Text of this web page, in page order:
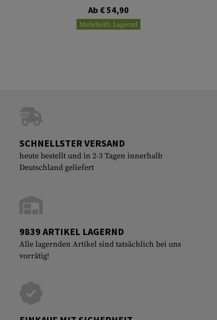
Ab € 54,90
Mehrheitl. Lagernd
SCHNELLSTER VERSAND
heute bestellt und in 2-3 Tagen innerhalb
Deutschland geliefert
9839 ARTIKEL LAGERND
Alle lagernden Artikel sind tatsächlich bei uns
vorrätig!